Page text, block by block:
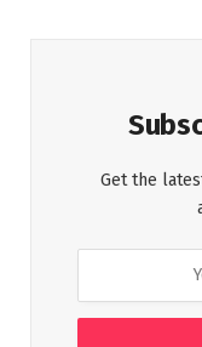
Get the